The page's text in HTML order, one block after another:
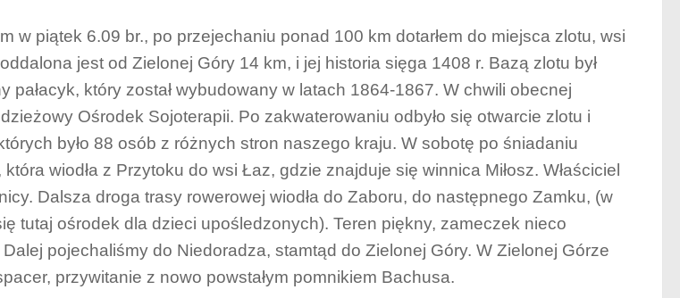
w piątek 6.09 br., po przejechaniu ponad 100 km dotarłem do miejsca zlotu, wsi
jest od Zielonej Góry 14 km, i jej historia sięga 1408 r. Bazą zlotu był
pałacyk, który został wybudowany w latach 1864-1867. W chwili obecnej
Ośrodek Sojoterapii. Po zakwaterowaniu odbyło się otwarcie zlotu i
było 88 osób z różnych stron naszego kraju. W sobotę po śniadaniu
wiodła z Przytoku do wsi Łaz, gdzie znajduje się winnica Miłosz. Właściciel
Dalsza droga trasy rowerowej wiodła do Zaboru, do następnego Zamku, (w
tutaj ośrodek dla dzieci upośledzonych). Teren piękny, zameczek nieco
Dalej pojechaliśmy do Niedoradza, stamtąd do Zielonej Góry. W Zielonej Górze
przywitanie z nowo powstałym pomnikiem Bachusa.